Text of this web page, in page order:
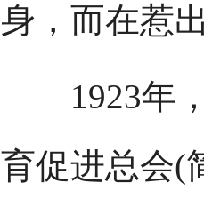
身，而在惹
1923年，
育促进总会(